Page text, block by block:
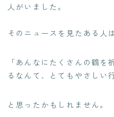
人がいました。
そのニュースを見たある人
「あんなにたくさんの鶴
るなんて、とてもやさしい
と思ったかもしれません。